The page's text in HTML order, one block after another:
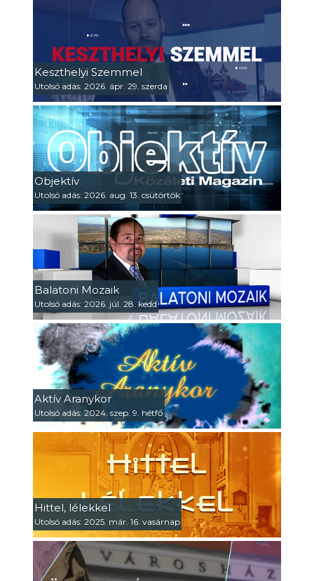
Keszthelyi Szemmel
Utolsó adás: 2026. ápr. 29. szerda
Objektív
Utolsó adás: 2026. aug. 13. csütörtök
Balatoni Mozaik
Utolsó adás: 2026. júl. 28. kedd
Aktív Aranykor
Utolsó adás: 2024. szep. 9. hétfő
Hittel, lélekkel
Utolsó adás: 2025. már. 16. vasárnap